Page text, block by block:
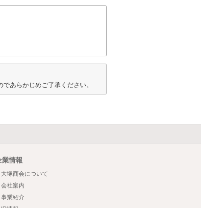
あらかじめご了承ください。
業情報
大塚商会について
会社案内
事業紹介